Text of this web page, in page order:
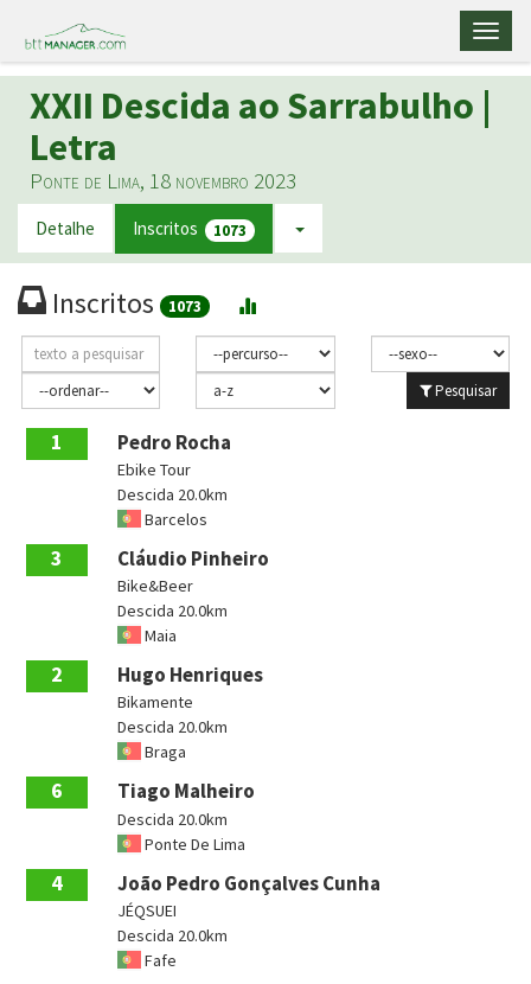
XXII Descida ao Sarrabulho |
Letra
Ponte de Lima, 18 novembro 2023
Detalhe Inscritos 1073
Inscritos 1073
Pesquisar
1 Pedro Rocha
Ebike Tour
Descida 20.0km
Barcelos
3 Cláudio Pinheiro
Bike&Beer
Descida 20.0km
Maia
2 Hugo Henriques
Bikamente
Descida 20.0km
Braga
6 Tiago Malheiro
Descida 20.0km
Ponte De Lima
4 João Pedro Gonçalves Cunha
JÉQSUEI
Descida 20.0km
Fafe